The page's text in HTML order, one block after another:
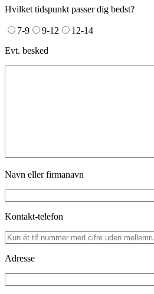
Hvilket tidspunkt passer dig bedst?
7-9 9-12
12-14
Evt. besked
Navn eller firmanavn
Kontakt-telefon
Adresse